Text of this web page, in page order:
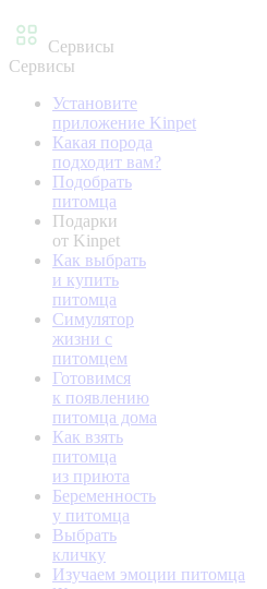
Сервисы
Сервисы
Установите
приложение Kinpet
Какая порода
подходит вам?
Подобрать
питомца
Подарки
от Kinpet
Как выбрать
и купить
питомца
Симулятор
жизни с
питомцем
Готовимся
к появлению
питомца дома
Как взять
питомца
из приюта
Беременность
у питомца
Выбрать
кличку
Изучаем эмоции питомца